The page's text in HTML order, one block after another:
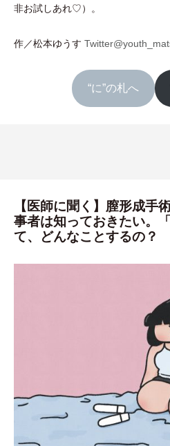
非お試しあれ♡） 。
作／松本ゆうす
“に”の札へ
【医師に聞く】膣形成手
事者は知っておきたい。
て、どんなことするの？